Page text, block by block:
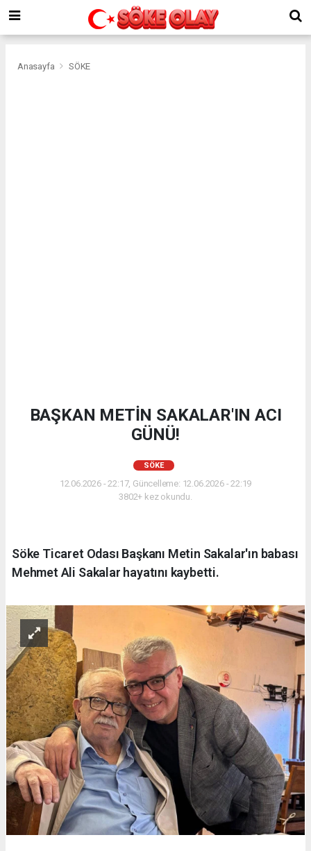
Anasayfa SÖKE
BAŞKAN METİN SAKALAR'IN ACI
GÜNÜ!
SÖKE
12.06.2026 - 22:17, Güncelleme: 12.06.2026 - 22:19
3802+ kez okundu.
Söke Ticaret Odası Başkanı Metin Sakalar'ın babası
Mehmet Ali Sakalar hayatını kaybetti.